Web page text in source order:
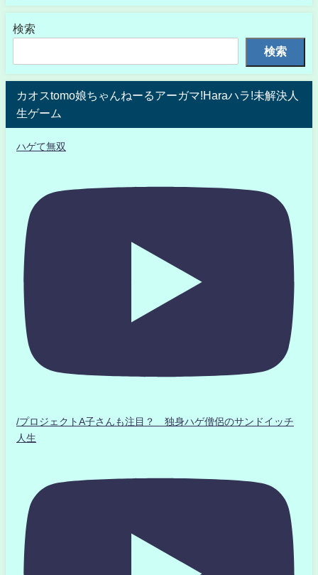
検索
検索
カオスtomo娘ちゃんねーるアーガマ!Haraハラ!未解決人
生ゲーム
ハゲて無双
/プロジェクトA子さんも注目？ 独身ハゲ僧侶のサンドイッチ
人生